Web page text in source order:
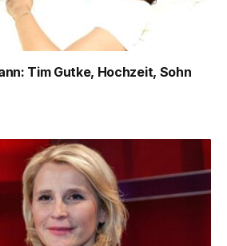
Tim Gutke, Hochzeit, Sohn